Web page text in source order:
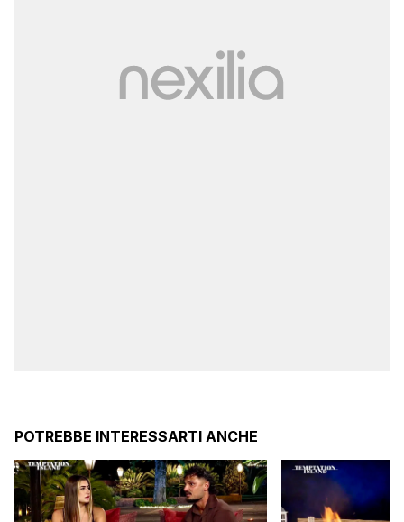
POTREBBE INTERESSARTI ANCHE